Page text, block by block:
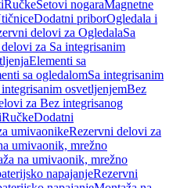
RučkeSetovi nogaraMagnetne
Dodatni priborOgledala i
delovi za OgledalaSa
za Sa integrisanim
Elementi sa
sa ogledalomSa integrisanim
osvetljenjemBez
za Bez integrisanog
RučkeDodatni
umivaonikeRezervni delovi za
umivaonik, mrežno
na umivaonik, mrežno
napajanjeRezervni